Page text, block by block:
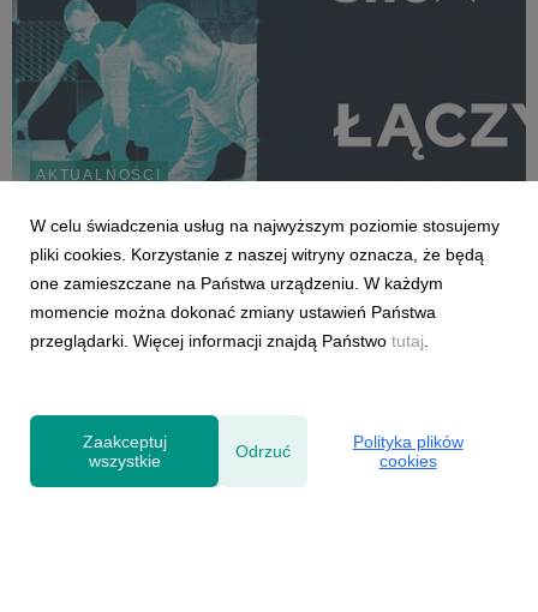
AKTUALNOŚCI
największe święto branży montażowej!
11 czerwca 2026
18 czerwca 2026 roku w wyjątkowej przestrzeni Cukrowni Żnin
odbędzie się kolejna edycja Monter Show - jednego z
najważniejszych wydarzeń dla profesjonalistów zajmujących
W celu świadczenia usług na najwyższym poziomie stosujemy
pliki cookies. Korzystanie z naszej witryny oznacza, że będą
one zamieszczane na Państwa urządzeniu. W każdym
momencie można dokonać zmiany ustawień Państwa
przeglądarki. Więcej informacji znajdą Państwo tutaj
Zaakceptuj
wszystkie
Odrzuć
Polityka plików
cookies